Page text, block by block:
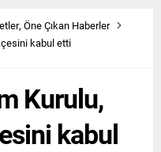
, Öne Çıkan Haberler
kabul etti
Kurulu,
kabul